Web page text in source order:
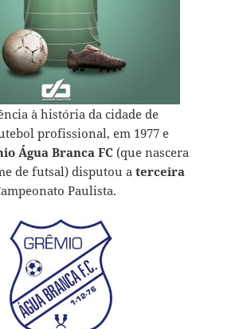
à história da cidade de
profissional, em 1977 e
Água Branca FC(que nascera
de futsal) disputou a terceira
Paulista.